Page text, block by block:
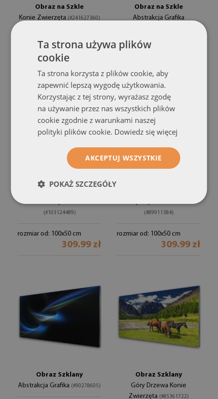
Obraz na Szkle
Konie Zwierzęta (#241627360)
rozmiar od: 100x50 cm
309.99 zł
Obraz na Szkle
Abstrakcja Grafika
rozmiar od: 100x50 cm
(#103124489)
rozmiar od: 100x50 cm
309.99 zł
(#89911384)
rozmiar od: 100x50 cm
309.99 zł
Obraz Szklany
Abstrakcja Grafika (#90278605)
Obraz Szklany
Góry Drzewa Konie
Zwierzęta (#85361722)
Ta strona używa plików
cookie
Ta strona korzysta z plików cookie, aby
zapewnić lepszą wygodę użytkowania.
Korzystając z tej strony, wyrażasz zgodę
na używanie przez nas wszystkich plików
cookie zgodnie z warunkami naszej
polityki plików cookie. Dowiedz się więcej
AKCEPTUJ WSZYSTKIE
POKAŻ SZCZEGÓŁY